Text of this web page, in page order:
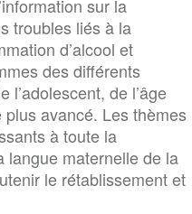
sur la
troubles liés à la
d’alcool et
des différents
l’adolescent, de l’âge
plus avancé. Les thèmes
à toute la
langue maternelle de la
le rétablissement et